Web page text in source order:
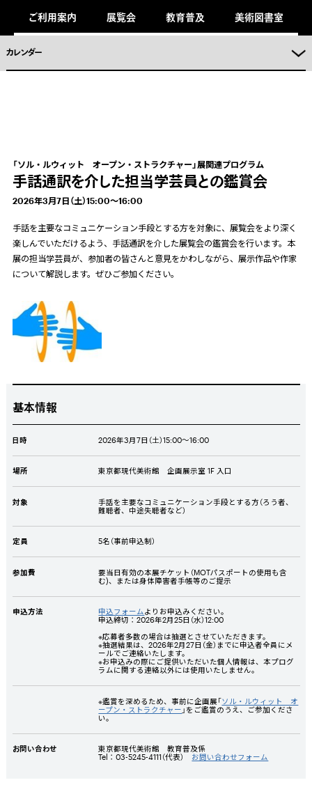
ご利用案内 展覧会 教育普及 美術図書室
カレンダー
「ソル・ルウィット オープン・ストラクチャー」展関連プログラム
手話通訳を介した担当学芸員との鑑賞会
2026年3月7日（土）15:00～16:00
手話を主要なコミュニケーション手段とする方を対象に、展覧会をより深く
楽しんでいただけるよう、手話通訳を介した展覧会の鑑賞会を行います。本
展の担当学芸員が、参加者の皆さんと意見をかわしながら、展示作品や作家
について解説します。ぜひご参加ください。
基本情報
日時 2026年3月7日（土）15:00～16:00
場所 東京都現代美術館 企画展示室1F 入口
対象
手話を主要なコミュニケーション手段とする方（ろう者、
難聴者、中途失聴者など）
定員 5名（事前申込制）
参加費
要当日有効の本展チケット（MOTパスポートの使用も含
む)、または身体障害者手帳等のご提示
申込方法 申込フォームよりお申込みください。
申込締切：2026年2月25日（水）12:00
※応募者多数の場合は抽選とさせていただきます。
※抽選結果は、2026年2月27日（金）までに申込者全員にメ
ールでご連絡いたします。
※お申込みの際にご提供いただいた個人情報は、本プログ
ラムに関する連絡以外には使用いたしません。
※鑑賞を深めるため、事前に企画展「ソル・ルウィット オ
ープン・ストラクチャー 」をご鑑賞のうえ、ご参加くださ
い。
お問い合わせ
東京都現代美術館 教育普及係
Tel：03-5245-4111（代表） お問い合わせフォーム